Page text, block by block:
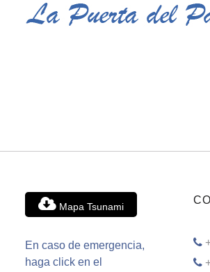
Mapa Tsunami
En caso de emergencia,
haga click en el